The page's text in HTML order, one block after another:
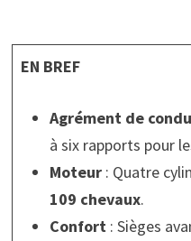
EN BREF
Agrément de
à six rapports pour
Moteur: Quatre
109 chevaux.
Confort: Sièges